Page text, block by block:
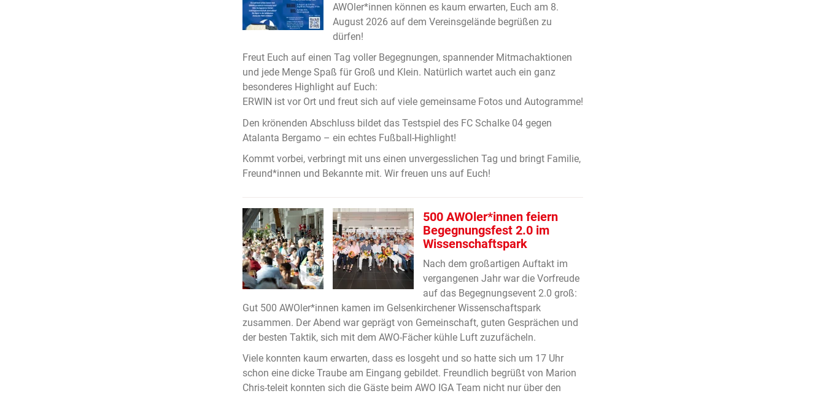
AWOler*innen können es kaum erwarten, Euch am 8.
August 2026 auf dem Vereinsgelände begrüßen zu
dürfen!
Freut Euch auf einen Tag voller Begegnungen, spannender Mitmachaktionen
und jede Menge Spaß für Groß und Klein. Natürlich wartet auch ein ganz
besonderes Highlight auf Euch:
ERWIN ist vor Ort und freut sich auf viele gemeinsame Fotos und Autogramme!
Den krönenden Abschluss bildet das Testspiel des FC Schalke 04 gegen
Atalanta Bergamo – ein echtes Fußball-Highlight!
Kommt vorbei, verbringt mit uns einen unvergesslichen Tag und bringt Familie,
Freund*innen und Bekannte mit. Wir freuen uns auf Euch!
500 AWOler*innen feiern
Begegnungsfest 2.0 im
Wissenschaftspark
Nach dem großartigen Auftakt im
vergangenen Jahr war die Vorfreude
auf das Begegnungsevent 2.0 groß:
Gut 500 AWOler*innen kamen im Gelsenkirchener Wissenschaftspark
zusammen. Der Abend war geprägt von Gemeinschaft, guten Gesprächen und
der besten Taktik, sich mit dem AWO-Fächer kühle Luft zuzufächeln.
Viele konnten kaum erwarten, dass es losgeht und so hatte sich um 17 Uhr
schon eine dicke Traube am Eingang gebildet. Freundlich begrüßt von Marion
Chris-teleit konnten sich die Gäste beim AWO IGA Team nicht nur über den